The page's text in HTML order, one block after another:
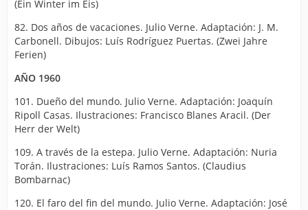
(Ein Winter im Eis)
82. Dos años de vacaciones. Julio Verne. Adaptación: J. M.
Carbonell. Dibujos: Luís Rodríguez Puertas. (Zwei Jahre
Ferien)
AÑO 1960
101. Dueño del mundo. Julio Verne. Adaptación: Joaquín
Ripoll Casas. Ilustraciones: Francisco Blanes Aracil. (Der
Herr der Welt)
109. A través de la estepa. Julio Verne. Adaptación: Nuria
Torán. Ilustraciones: Luís Ramos Santos. (Claudius
Bombarnac)
120. El faro del fin del mundo. Julio Verne. Adaptación: José